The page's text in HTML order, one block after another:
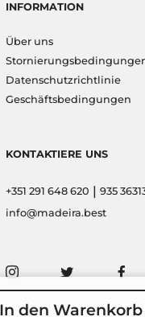
In den
INFORMATION
Über uns
Datenschutzrichtlinie
Geschäftsbedingungen
KONTAKTIERE UNS
+351 291 648 620 | 935
info@madeira.best